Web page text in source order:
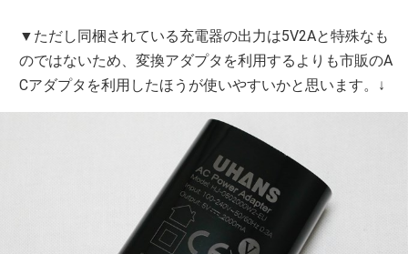
▼ただし同梱されている充電器の出力は5V2Aと特殊なも
のではないため、変換アダプタを利用するよりも市販のA
Cアダプタを利用したほうが使いやすいかと思います。↓